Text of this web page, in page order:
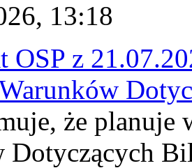
13:18
OSP z
że planuje
Dotyczących